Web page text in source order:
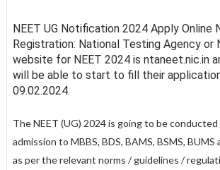
NEET UG Notification 2024 Apply Online
Registration: National Testing Agency or
website for NEET 2024 is ntaneet.nic.in
will be able to start to fill their
09.02.2024.
The NEET (UG) 2024 is going to be
admission to MBBS, BDS, BAMS, BSMS, BUMS
as per the relevant norms / guidelines /